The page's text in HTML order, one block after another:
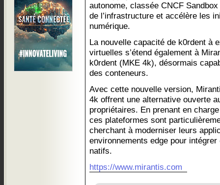
autonome, classée CNCF
de l’infrastructure et accélère les
numérique.
La nouvelle capacité de k0rdent à
virtuelles s’étend également à
k0rdent (MKE 4k), désormais
des conteneurs.
Avec cette nouvelle version,
4k offrent une alternative ouverte
propriétaires. En prenant en
ces plateformes sont
cherchant à moderniser leurs
environnements edge pour
natifs.
https://www.mirantis.com